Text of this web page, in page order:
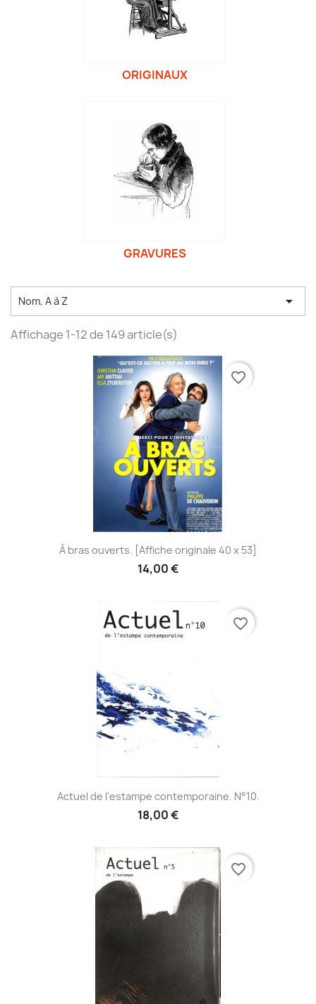
ORIGINAUX
GRAVURES
Nom, A à Z 
Affichage 1-12 de 149 article(s)
À bras ouverts. [Affiche originale 40 x 53]
14,00 €
favorite_border
Actuel de l'estampe contemporaine. N°10.
18,00 €
favorite_border
favorite_border